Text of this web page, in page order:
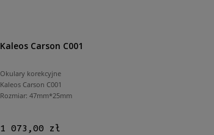
Kaleos Carson C001
Okulary korekcyjne
Kaleos Carson C001
Rozmiar: 47mm*25mm
1 073,00 zł